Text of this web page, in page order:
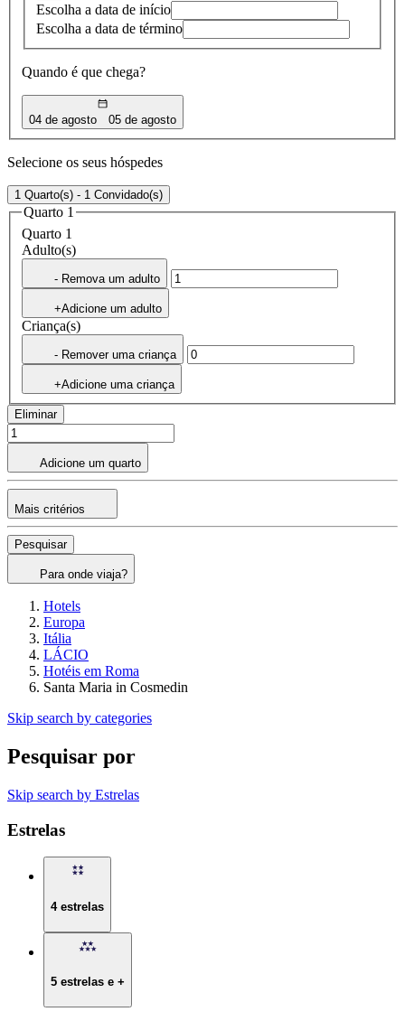
Escolha a data de início
Escolha a data de término
Quando é que chega?
04 de agosto 05 de agosto
Selecione os seus hóspedes
1 Quarto(s) - 1 Convidado(s)
Quarto 1
Quarto 1
Adulto(s)
- Remova um adulto
+Adicione um adulto
Criança(s)
- Remover uma criança
+Adicione uma criança
Eliminar
Adicione um quarto
Mais critérios
Pesquisar
Para onde viaja?
Hotels
Europa
Itália
LÁCIO
Hotéis em Roma
Santa Maria in Cosmedin
Skip search by categories
Pesquisar por
Skip search by Estrelas
Estrelas
4 estrelas
5 estrelas e +